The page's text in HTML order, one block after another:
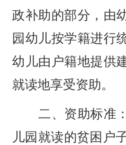
政补助的部分，由
园幼儿按学籍进行
幼儿由户籍地提供
就读地享受资助。
二、资助标准
儿园就读的贫困户